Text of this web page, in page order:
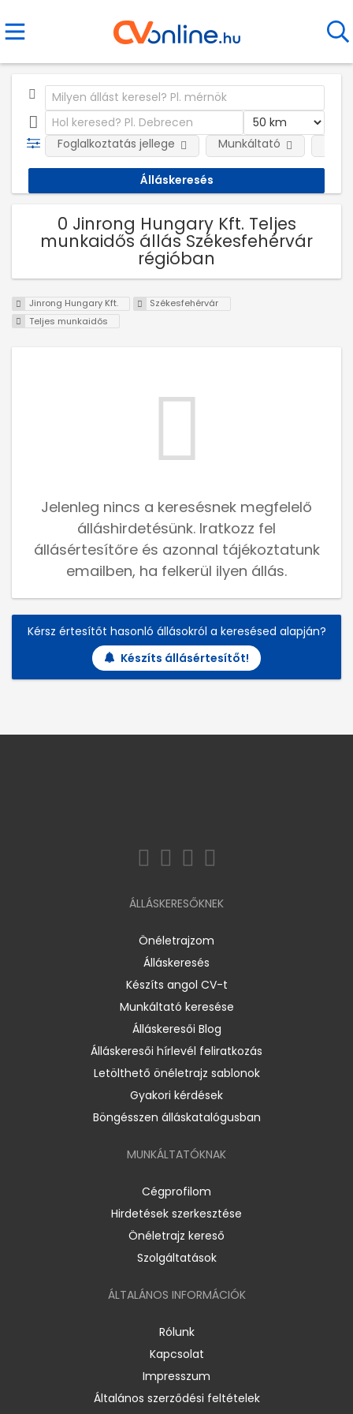
Foglalkoztatás jellege Munkáltató
0 Jinrong Hungary Kft. Teljes
munkaidős állás Székesfehérvár
régióban
Jinrong Hungary Kft.
Székesfehérvár
Teljes munkaidős
Jelenleg nincs a keresésnek megfelelő
álláshirdetésünk. Iratkozz fel
állásértesítőre és azonnal tájékoztatunk
emailben, ha felkerül ilyen állás.
Kérsz értesítőt hasonló állásokról a keresésed alapján?
Készíts állásértesítőt!
ÁLLÁSKERESŐKNEK
Önéletrajzom
Álláskeresés
Készíts angol CV-t
Munkáltató keresése
Álláskeresői Blog
Álláskeresői hírlevél feliratkozás
Letölthető önéletrajz sablonok
Gyakori kérdések
Böngésszen álláskatalógusban
MUNKÁLTATÓKNAK
Cégprofilom
Hirdetések szerkesztése
Önéletrajz kereső
Szolgáltatások
ÁLTALÁNOS INFORMÁCIÓK
Rólunk
Kapcsolat
Impresszum
Általános szerződési feltételek